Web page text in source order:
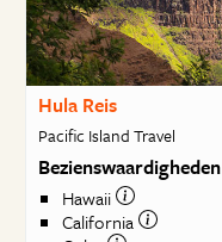
Hula Reis
Pacific Island Travel
Bezienswaardigheden
Hawaii
California